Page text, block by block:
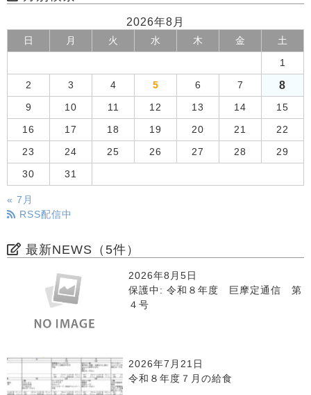
2026年8月
日 月 火 水 木 金 土
1
2 3 4 5 6 7 8
9 10 11 12 13 14 15
16 17 18 19 20 21 22
23 24 25 26 27 28 29
30 31
« 7月
RSS配信中
最新NEWS（5件）
2026年8月5日
保護中: 令和８年度 巨摩定通信 第
４号
2026年7月21日
令和８年度７月の給食